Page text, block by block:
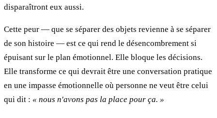
disparaîtront eux aussi.
Cette peur — que se séparer des objets revienne à se séparer
de son histoire — est ce qui rend le désencombrement si
épuisant sur le plan émotionnel. Elle bloque les décisions.
Elle transforme ce qui devrait être une conversation pratique
en une impasse émotionnelle où personne ne veut être celui
qui dit : « nous n'avons pas la place pour ça. »